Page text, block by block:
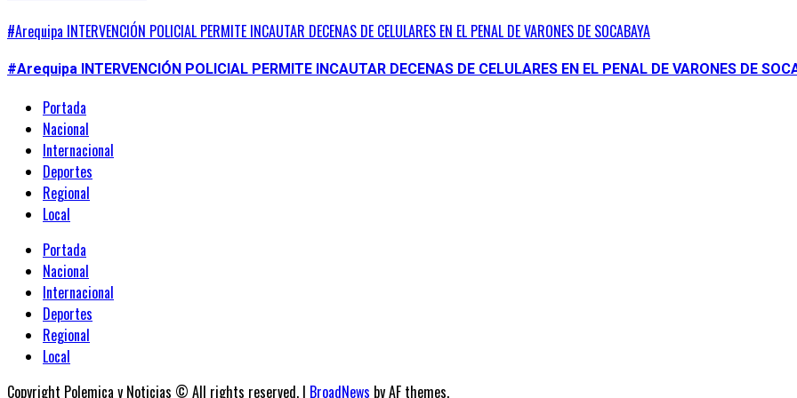
#Arequipa INTERVENCIÓN POLICIAL PERMITE INCAUTAR DECENAS DE CELULARES EN EL PENAL DE VARONES DE SOCABAYA
#Arequipa INTERVENCIÓN POLICIAL PERMITE INCAUTAR DECENAS DE CELULARES EN EL PENAL DE VARONES DE
Portada
Nacional
Internacional
Deportes
Regional
Local
Portada
Nacional
Internacional
Deportes
Regional
Local
Copyright Polemica y Noticias © All rights reserved. | BroadNews by AF themes.